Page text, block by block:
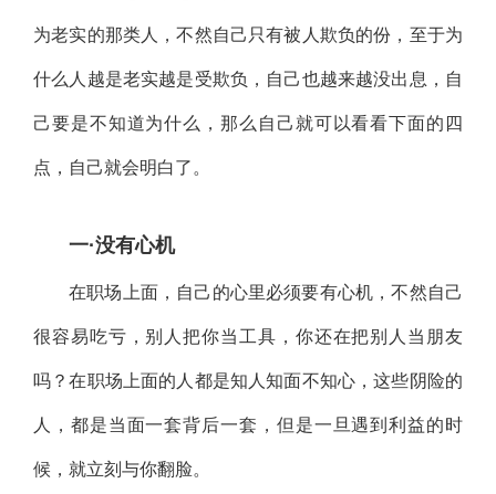
为老实的那类人，不然自己只有被人欺负的份，至于为
什么人越是老实越是受欺负，自己也越来越没出息，自
己要是不知道为什么，那么自己就可以看看下面的四
点，自己就会明白了。
一·没有心机
在职场上面，自己的心里必须要有心机，不然自己
很容易吃亏，别人把你当工具，你还在把别人当朋友
吗？在职场上面的人都是知人知面不知心，这些阴险的
人，都是当面一套背后一套，但是一旦遇到利益的时
候，就立刻与你翻脸。